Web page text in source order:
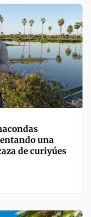
una
de curiyúes